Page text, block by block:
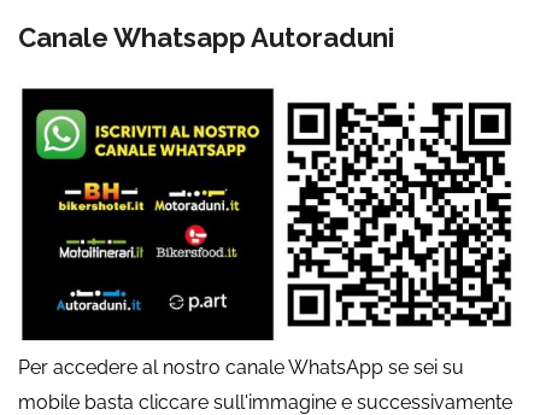
Canale Whatsapp Autoraduni
Per accedere al nostro canale WhatsApp se sei su
mobile basta cliccare sull'immagine e successivamente